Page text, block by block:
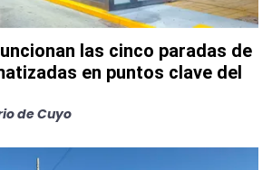
las cinco paradas de
en puntos clave del
de Cuyo